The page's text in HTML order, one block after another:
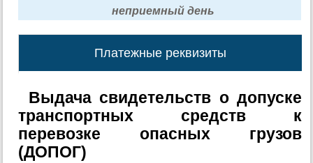
неприемный день
Платежные реквизиты
Выдача свидетельств о допуске
транспортных средств к
перевозке опасных грузов
(ДОПОГ)